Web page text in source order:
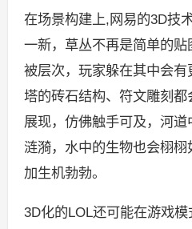
在场景构建上,网易的3D技
一新，草丛不再是简单的
被层次，玩家躲在其中会
塔的砖石结构、符文雕刻
展现，仿佛触手可及，河
涟漪，水中的生物也会栩
加生机勃勃。
3D化的LOL还可能在游戏